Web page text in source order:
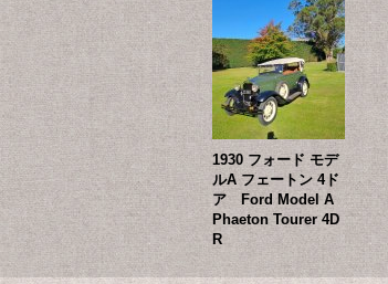
1930 フォード モデ
ルA フェートン 4ド
ア Ford Model A
Phaeton Tourer 4D
R